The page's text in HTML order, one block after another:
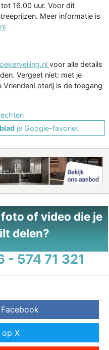
16.00 uur. Voor dit
Meer informatie is
voor alle details
Vergeet niet: met je
is de toegang
je Google-favoriet
of video die je
delen?
- 574 71 321
op X